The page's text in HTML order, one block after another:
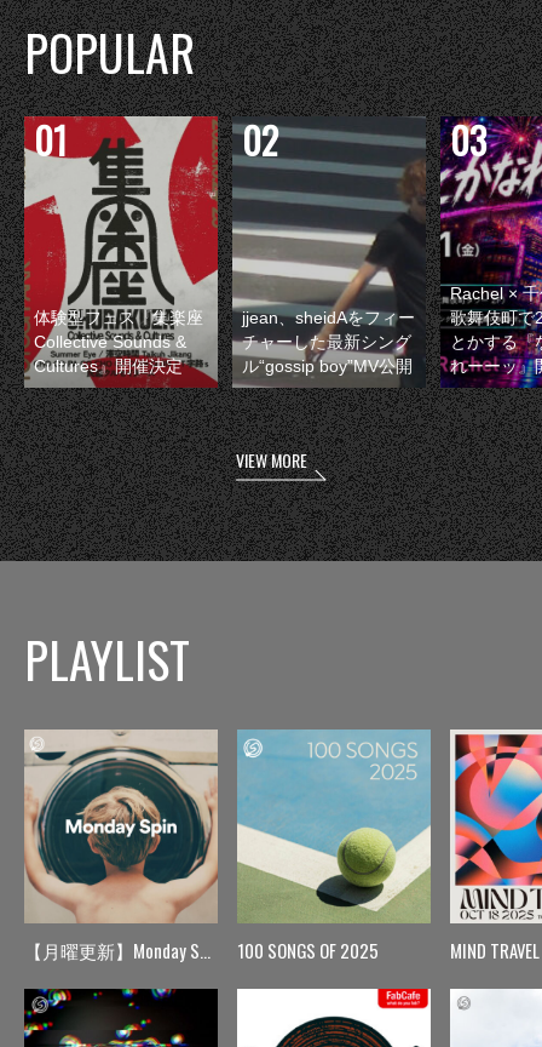
POPULAR
体験型フェス『集楽座
Collective Sounds &
Cultures』開催決定
jjean、sheidAをフィー
チャーした最新シング
ル“gossip boy”MV公開
Rachel ×
歌舞伎町で
とかする『
れーーッ』
VIEW MORE
PLAYLIST
【月曜更新】Monday Spin 100 SONGS OF 2025 MIND TRAVEL